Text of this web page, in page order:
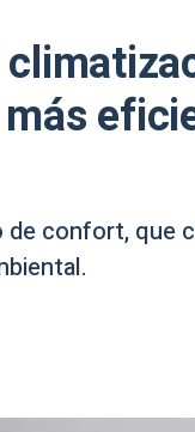
confort, que